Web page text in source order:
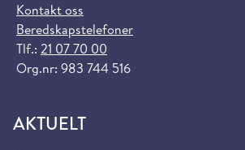
Kontakt oss
Beredskapstelefoner
Tlf.: 21 07 70 00
Org.nr: 983 744 516
AKTUELT